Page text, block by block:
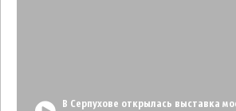
В Серпухове открылась выставка